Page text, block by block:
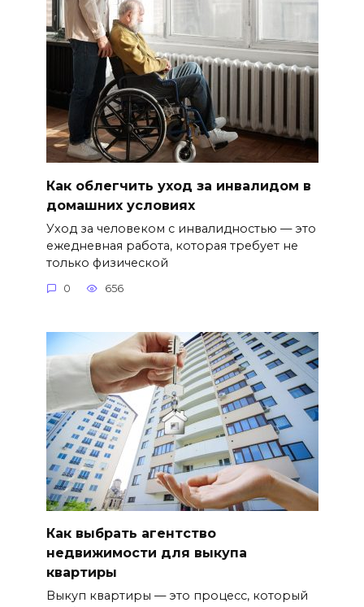
Как облегчить уход за инвалидом в
домашних условиях
Уход за человеком с инвалидностью — это
ежедневная работа, которая требует не
только физической
0 656
Как выбрать агентство
недвижимости для выкупа
квартиры
Выкуп квартиры — это процесс, который